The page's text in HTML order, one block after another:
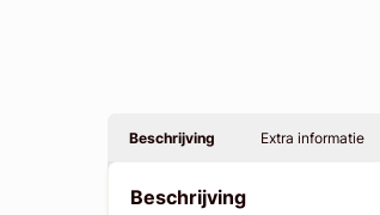
Beschrijving Extra informatie
Beschrijving